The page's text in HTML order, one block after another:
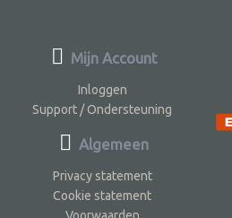
Mijn Account
Inloggen
Support / Ondersteuning
Algemeen
Privacy statement
Cookie statement
Voorwaarden